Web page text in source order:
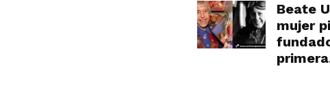
Beate
mujer